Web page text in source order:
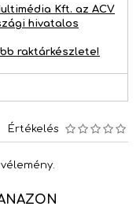
Kft. az ACV
hivatalos
raktárkészlete!
Értékelés